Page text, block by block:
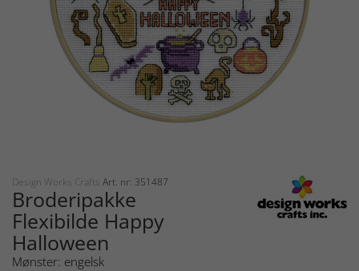
Design Works Crafts Art. nr: 351487
Broderipakke
Flexibilde Happy
Halloween
Mønster: engelsk